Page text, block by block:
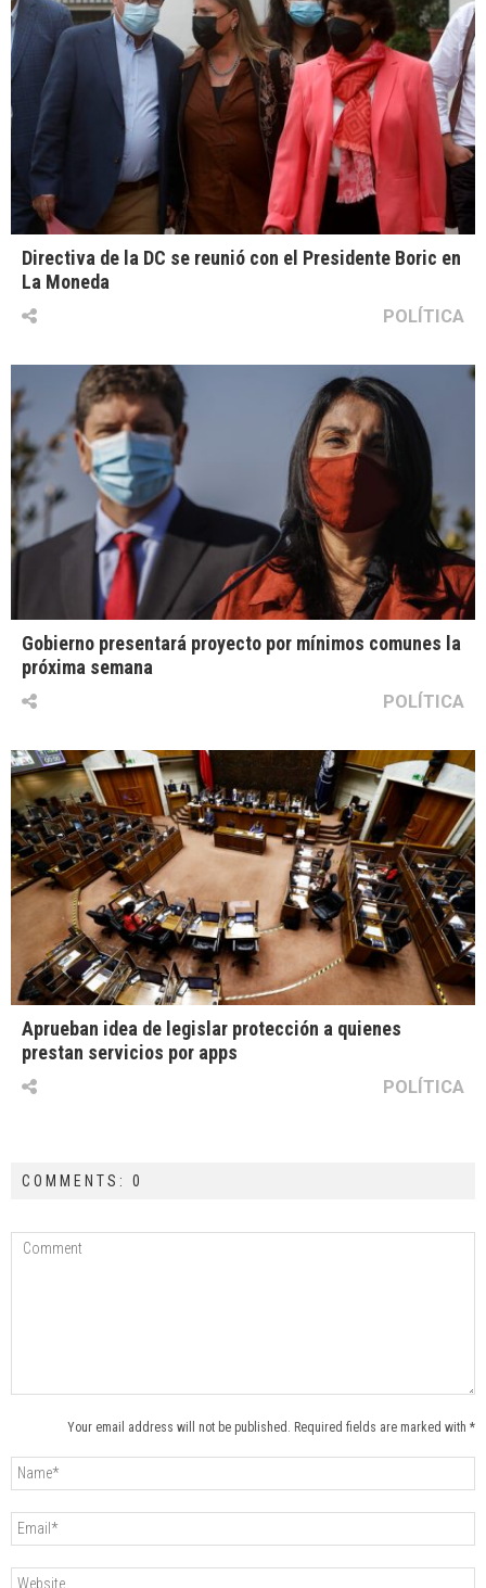
Directiva de la DC se reunió con el Presidente Boric en
La Moneda
POLÍTICA
Gobierno presentará proyecto por mínimos comunes la
próxima semana
POLÍTICA
Aprueban idea de legislar protección a quienes
prestan servicios por apps
POLÍTICA
COMMENTS: 0
Your email address will not be published. Required fields are marked with *